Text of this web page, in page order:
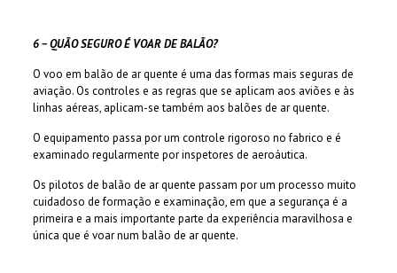
6 – QUÃO SEGURO É VOAR DE BALÃO?
O voo em balão de ar quente é uma das formas mais seguras de
aviação. Os controles e as regras que se aplicam aos aviões e às
linhas aéreas, aplicam-se também aos balões de ar quente.
O equipamento passa por um controle rigoroso no fabrico e é
examinado regularmente por inspetores de aeroáutica.
Os pilotos de balão de ar quente passam por um processo muito
cuidadoso de formação e examinação, em que a segurança é a
primeira e a mais importante parte da experiência maravilhosa e
única que é voar num balão de ar quente.